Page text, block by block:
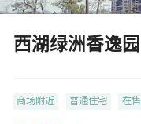
西湖绿洲香逸园
商场附近 普通住宅 在售